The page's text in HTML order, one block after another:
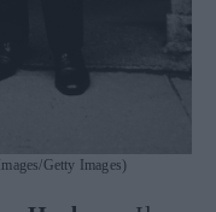
Getty Images)